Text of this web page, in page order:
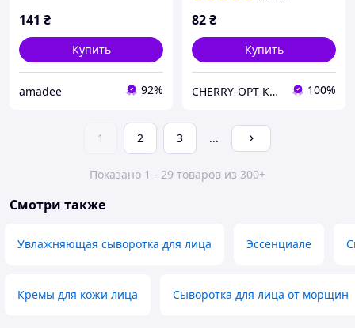
141 ₴
Купить
amadee 92%
82₴
Купить
CHERRY-OPT Косметика оптом 100%
1 2 3 ...
Показано 1 - 29 товаров из 300+
Смотри также
Увлажняющая сыворотка для лица Эссенциале
Кремы для кожи лица Сыворотка для лица от морщин